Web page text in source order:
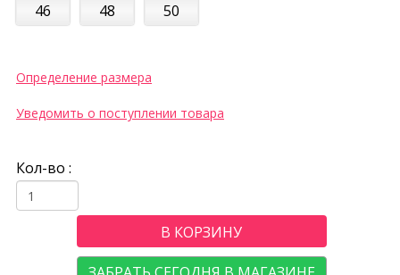
46
48 50
Определение размера
Уведомить о поступлении товара
Кол-во :
В КОРЗИНУ